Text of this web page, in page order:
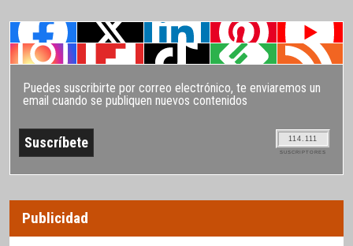
Puedes suscribirte por correo electrónico, te enviaremos un
email cuando se publiquen nuevos contenidos
114.111
SUSCRIPTORES
Publicidad